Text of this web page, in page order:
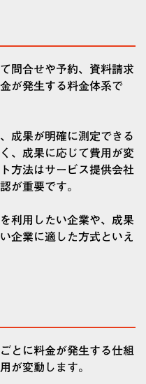
問合せや予約、資料請求
が発生する料金体系で
成果が明確に測定できる
、成果に応じて費用が変
方法はサービス提供会社
が重要です。
利用したい企業や、成果
企業に適した方式といえ
とに料金が発生する仕組
が変動します。